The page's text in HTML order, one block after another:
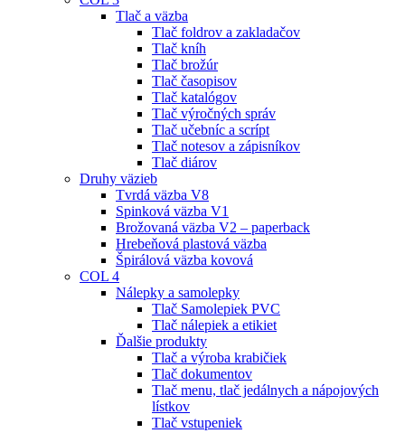
Tlač a väzba
Tlač foldrov a zakladačov
Tlač kníh
Tlač brožúr
Tlač časopisov
Tlač katalógov
Tlač výročných správ
Tlač učebníc a scrípt
Tlač notesov a zápisníkov
Tlač diárov
Druhy väzieb
Tvrdá väzba V8
Spinková väzba V1
Brožovaná väzba V2 – paperback
Hrebeňová plastová väzba
Špirálová väzba kovová
COL 4
Nálepky a samolepky
Tlač Samolepiek PVC
Tlač nálepiek a etikiet
Ďalšie produkty
Tlač a výroba krabičiek
Tlač dokumentov
Tlač menu, tlač jedálnych a nápojových
lístkov
Tlač vstupeniek